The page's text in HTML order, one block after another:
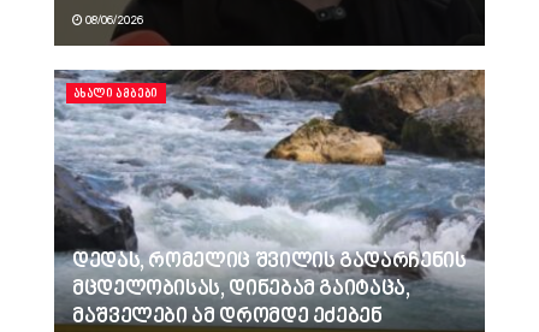
08/06/2026
ᲐᲮᲐᲚᲘ ᲐᲛᲑᲔᲑᲘ
დედას, რომელიც შვილის გადარჩენის
მცდელობისას, დინებამ გაიტაცა,
მაშველები ამ დრომდე ეძებენ